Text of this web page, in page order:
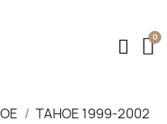
TAHOE 1999-2002